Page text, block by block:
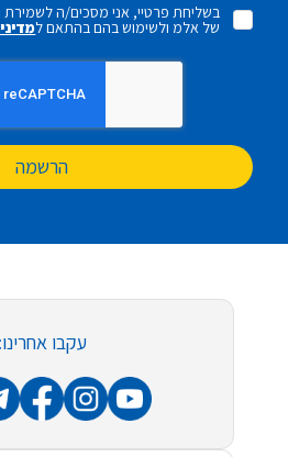
בשליחת פרטיי, אני מסכים/ה לשמירת
של אלמ ולשימוש בהם בהתאם ל
הרשמה
עקבו אחרינו: